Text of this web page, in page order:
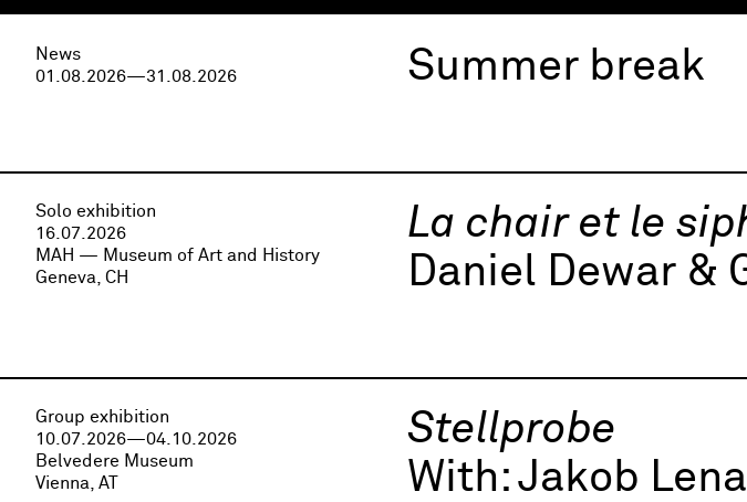
Summer break
News
01.08.2026—31.08.2026
La chair et le
Daniel Dewar &
Solo exhibition
16.07.2026
MAH — Museum of Art and History
Geneva, CH
Stellprobe
With: Jakob
Group exhibition
10.07.2026—04.10.2026
Belvedere Museum
Vienna, AT